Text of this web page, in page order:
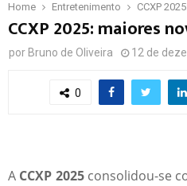
Home Entretenimento CCXP
CCXP 2025: maiores
por Bruno de Oliveira 12 de
0
A CCXP 2025consolidou-se